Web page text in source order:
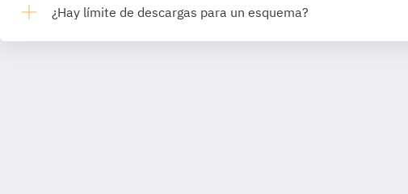
¿Hay límite de descargas para un esquema?